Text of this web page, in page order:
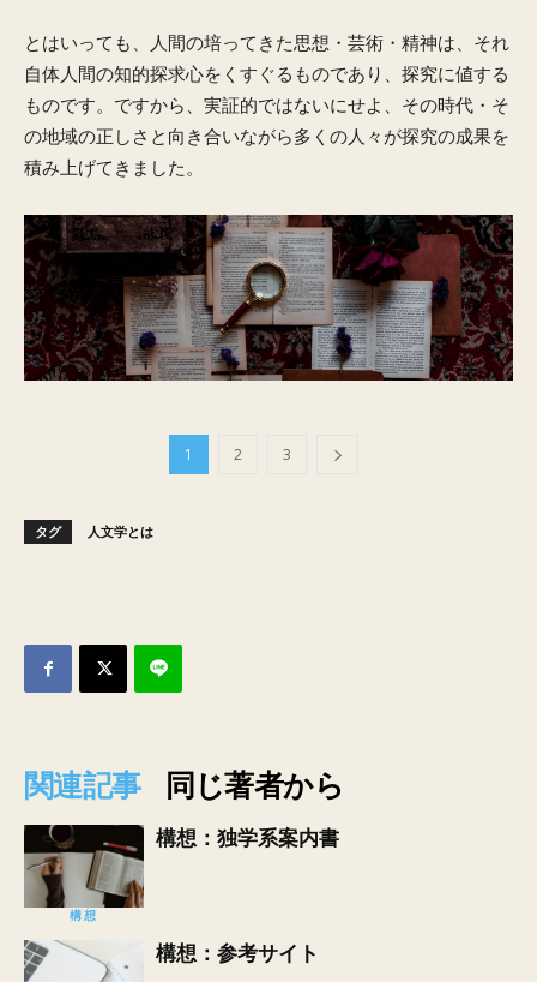
とはいっても、人間の培ってきた思想・芸術・精神は、それ
自体人間の知的探求心をくすぐるものであり、探究に値する
ものです。ですから、実証的ではないにせよ、その時代・そ
の地域の正しさと向き合いながら多くの人々が探究の成果を
積み上げてきました。
1 2 3
タグ 人文学とは
関連記事 同じ著者から
構想
構想：独学系案内書
構想：参考サイト